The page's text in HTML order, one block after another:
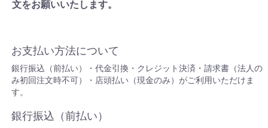
文をお願いいたします。
お支払い方法について
銀行振込（前払い）・代金引換・クレジット決済・請求書（法人の
み初回注文時不可）・店頭払い（現金のみ）がご利用いただけま
す。
銀行振込（前払い）